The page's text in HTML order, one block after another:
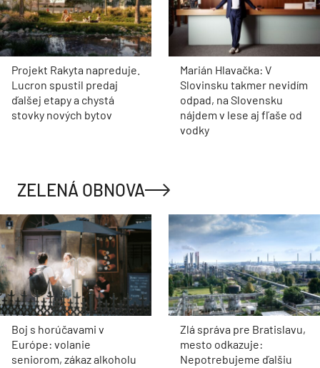
Projekt Rakyta napreduje.
Lucron spustil predaj
ďalšej etapy a chystá
stovky nových bytov
Marián Hlavačka: V
Slovinsku takmer nevidím
odpad, na Slovensku
nájdem v lese aj fľaše od
vodky
ZELENÁ OBNOVA
Boj s horúčavami v
Európe: volanie
seniorom, zákaz alkoholu
Zlá správa pre Bratislavu,
mesto odkazuje:
Nepotrebujeme ďalšiu